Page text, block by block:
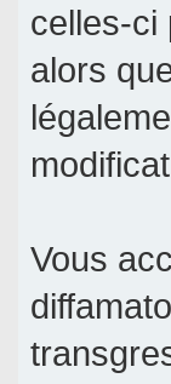
celles-ci
alors
Vous